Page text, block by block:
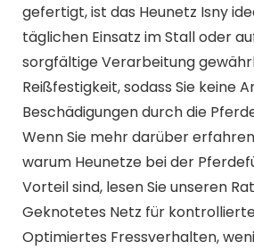
gefertigt, ist das Heunetz Isny
täglichen Einsatz im Stall oder
sorgfältige Verarbeitung
Reißfestigkeit, sodass Sie keine
Beschädigungen durch die
Wenn Sie mehr darüber
warum Heunetze bei der
Vorteil sind, lesen Sie unseren
Geknotetes Netz für
Optimiertes Fressverhalten,